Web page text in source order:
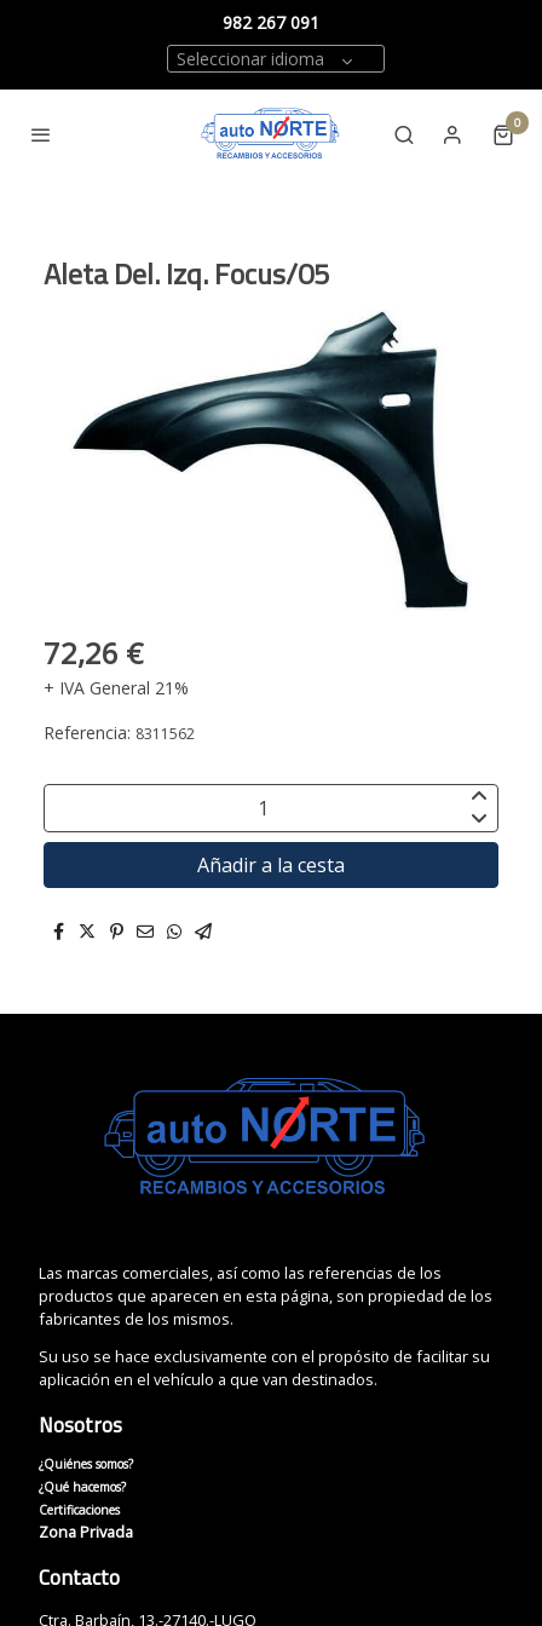
982 267 091
Seleccionar idioma
0
Aleta Del. Izq. Focus/05
72,26 €
+ IVA General 21%
Referencia: 8311562
Añadir a la cesta
Las marcas comerciales, así como las referencias de los
productos que aparecen en esta página, son propiedad de los
fabricantes de los mismos.
Su uso se hace exclusivamente con el propósito de facilitar su
aplicación en el vehículo a que van destinados.
Nosotros
¿Quiénes somos?
¿Qué hacemos?
Certificaciones
Zona Privada
Contacto
Ctra. Barbaín, 13.-27140.-LUGO